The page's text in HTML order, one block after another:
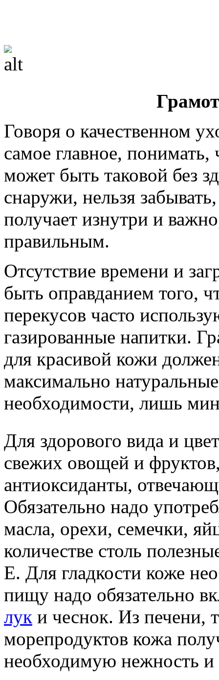
Говоря о качественном
самое главное,
может быть таковой без
снаружи, нельзя
получает изнутри и
правильным.
Отсутствие времени и
быть оправданием того,
перекусов часто
газированные напитки.
для красивой кожи
максимально
необходимости, лишь
Для здорового вида и
свежих овощей и
антиоксиданты,
Обязательно надо
масла, орехи, семечки,
количестве столь
E. Для гладкости коже
пищу надо обязательно
лук и чеснок. Из печени,
морепродуктов кожа
необходимую нежность и